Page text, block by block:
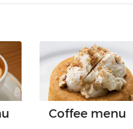
Coffee menu